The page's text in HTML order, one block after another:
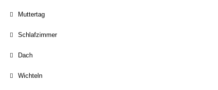
Muttertag
Schlafzimmer
Dach
Wichteln